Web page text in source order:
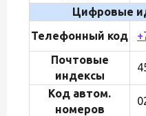
Цифровые
Телефонный код
Почтовые
индексы
Код автом.
номеров